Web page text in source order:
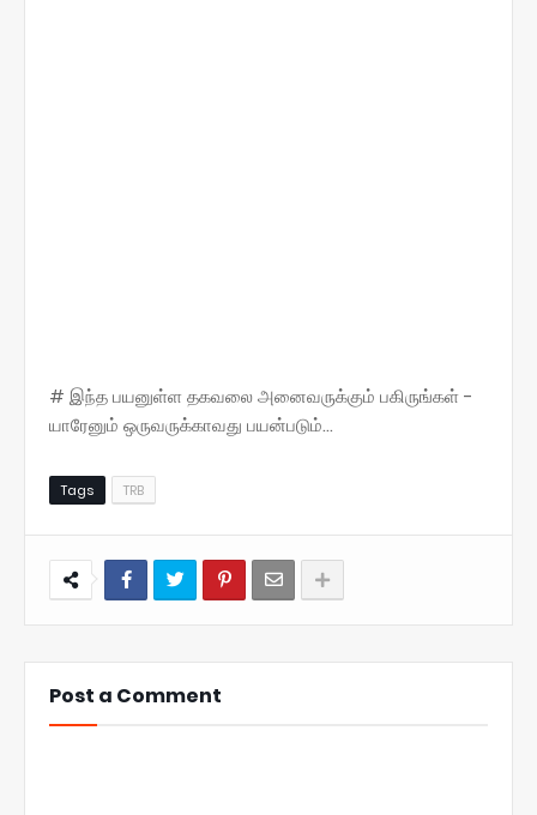
# இந்த பயனுள்ள தகவலை அனைவருக்கும் பகிருங்கள் -
யாரேனும் ஒருவருக்காவது பயன்படும்...
Tags TRB
Post a Comment